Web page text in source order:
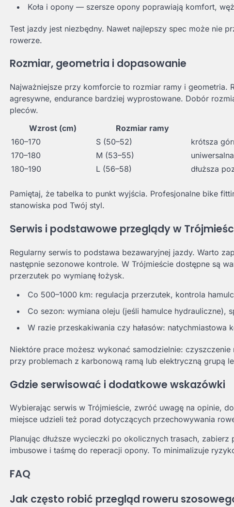
Koła i opony — szersze opony poprawiają komfort,
Test jazdy jest niezbędny. Nawet najlepszy spec może nie
rowerze.
Rozmiar, geometria i dopasowanie
Najważniejsze przy komforcie to rozmiar ramy i geometria.
agresywne, endurance bardziej wyprostowane. Dobór
pleców.
Wzrost (cm)
Rozmiar ramy
160–170
S (50–52)
krótsza
170–180
M (53–55)
180–190
L (56–58) dłuższa
Pamiętaj, że tabelka to punkt wyjścia. Profesjonalne bike
stanowiska pod Twój styl.
Serwis i podstawowe przeglądy w
Regularny serwis to podstawa bezawaryjnej jazdy. Warto
następnie sezonowe kontrole. W Trójmieście dostępne są
przerzutek po wymianę łożysk.
Co 500–1000 km: regulacja przerzutek, kontrola
Co sezon: wymiana oleju (jeśli hamulce hydrauliczne),
W razie przeskakiwania czy hałasów: natychmiastowa
Niektóre prace możesz wykonać samodzielnie:
przy problemach z karbonową ramą lub elektryczną grupą
Gdzie serwisować i dodatkowe wskazówki
Wybierając serwis w Trójmieście, zwróć uwagę na opinie,
miejsce udzieli też porad dotyczących przechowywania
Planując dłuższe wycieczki po okolicznych trasach,
imbusowe i taśmę do reperacji opony. To minimalizuje
FAQ
Jak często robić przegląd roweru